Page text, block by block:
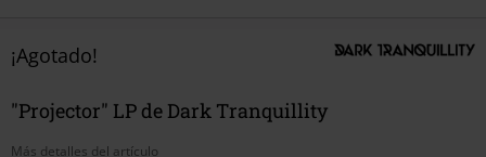
¡Agotado!
"Projector" LP de Dark Tranquillity
Más detalles del artículo